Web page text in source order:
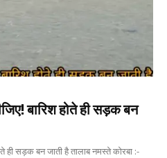
बारिश होते ही सड़क बन
ही सड़क बन जाती है तालाब नमस्ते कोरबा :-